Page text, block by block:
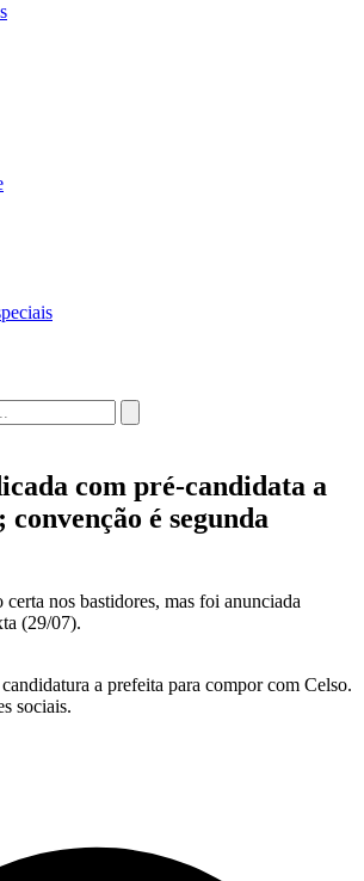
com pré-candidata a
convenção é segunda
nos bastidores, mas foi anunciada
(29/07).
a prefeita para compor com Celso.
sociais.